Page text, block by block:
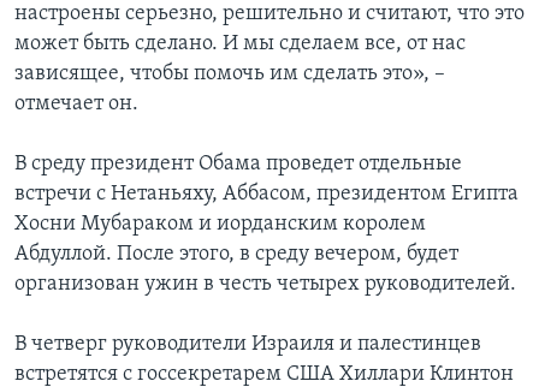
настроены серьезно, решительно и считают, что это
может быть сделано. И мы сделаем все, от нас
зависящее, чтобы помочь им сделать это», –
отмечает он.
В среду президент Обама проведет отдельные
встречи с Нетаньяху, Аббасом, президентом Египта
Хосни Мубараком и иорданским королем
Абдуллой. После этого, в среду вечером, будет
организован ужин в честь четырех руководителей.
В четверг руководители Израиля и палестинцев
встретятся с госсекретарем США Хиллари Клинтон